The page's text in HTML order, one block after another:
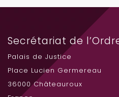
Secrétariat de
Palais de Justice
Place Lucien Germereau
36000 Châteauroux